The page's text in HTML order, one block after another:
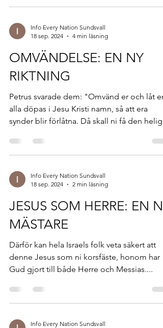
Info Every Nation Sundsvall
18 sep. 2024
4 min läsning
OMVÄNDELSE: EN NY
RIKTNING
Petrus svarade dem: "Omvänd er och låt er
alla döpas i Jesu Kristi namn, så att era
synder blir förlåtna. Då skall ni få den helige
Info Every Nation Sundsvall
18 sep. 2024
2 min läsning
JESUS SOM HERRE: EN NY
MÄSTARE
Därför kan hela Israels folk veta säkert att
denne Jesus som ni korsfäste, honom har
Gud gjort till både Herre och Messias....
Info Every Nation Sundsvall